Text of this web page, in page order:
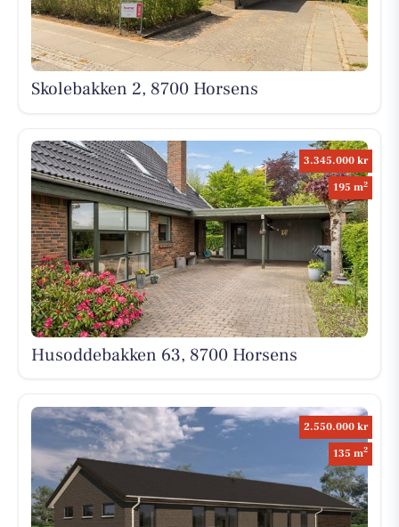
Skolebakken 2, 8700 Horsens
3.345.000 kr
195 m2
Husoddebakken 63, 8700 Horsens
2.550.000 kr
135 m2